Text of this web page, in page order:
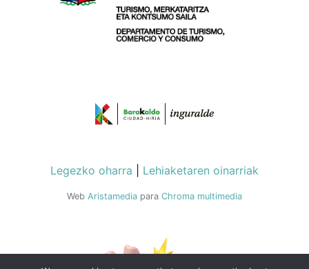
Legezko oharra Lehiaketaren oinarriak
Web Aristamedia para Chroma multimedia